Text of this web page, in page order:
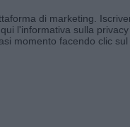
di marketing.
l'informativa sulla
momento facendo clic